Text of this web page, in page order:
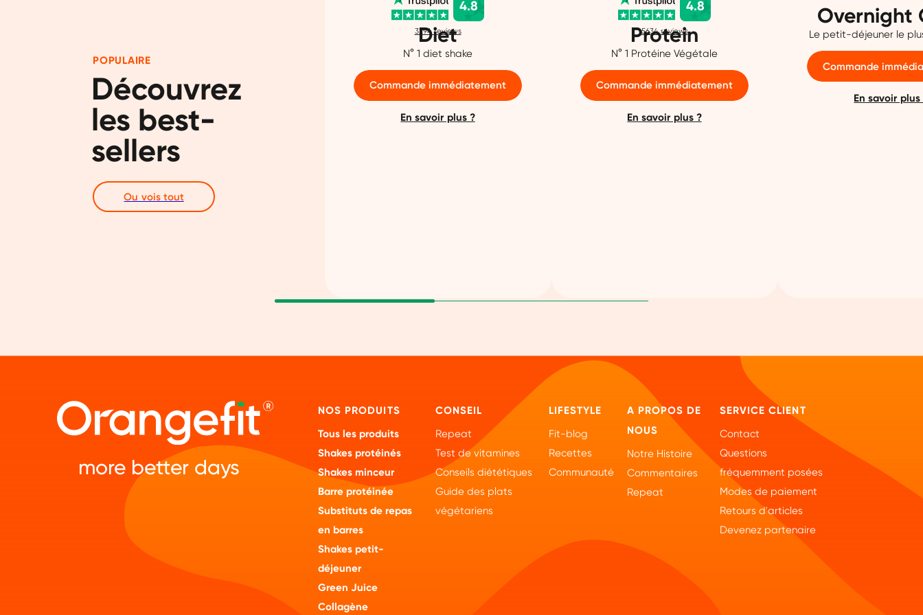
POPULAIRE
Découvrez
les best-
sellers
Ou vois tout
4.8
3294 reviews
Diet
N° 1 diet shake
Commande immédiatement
En savoir plus ?
4.8
5634 reviews
Protein
N° 1 Protéine Végétale
Commande immédiatement
En savoir plus ?
Overnight
Le petit-déjeuner le
Commande
En savoir plus
more better days
NOS PRODUITS
Tous les produits
Shakes protéinés
Shakes minceur
Barre protéinée
Substituts de repas
en barres
Shakes petit-
déjeuner
Green Juice
Collagène
CONSEIL
Repeat
Test de vitamines
Conseils diététiques
Guide des plats
végétariens
LIFESTYLE
Fit-blog
Recettes
Communauté
A PROPOS DE
NOUS
Notre Histoire
Commentaires
Repeat
SERVICE CLIENT
Contact
Questions
fréquemment posées
Modes de paiement
Retours d'articles
Devenez partenaire